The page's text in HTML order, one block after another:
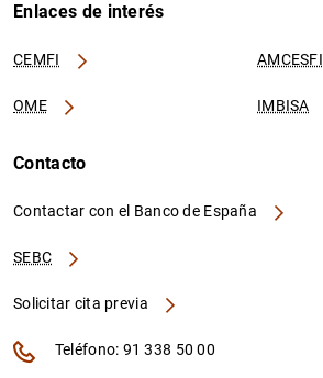
Enlaces de interés
CEMFI AMCESFI
OME IMBISA
Contacto
Contactar con el Banco de España
SEBC
Solicitar cita previa
Teléfono: 91 338 50 00